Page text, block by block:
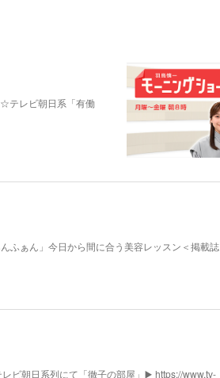
テレビ朝日系「有働
ふぁん」今日から間に合う美容レッスン＜掲載誌
ビ朝日系列にて「徹子の部屋」▶️ https://www.tv-